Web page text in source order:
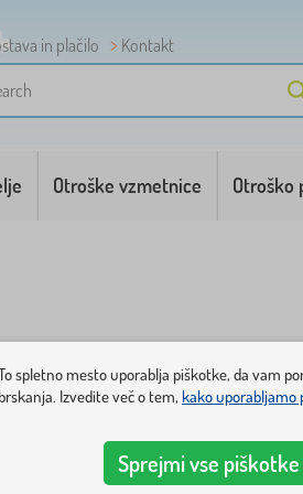
in plačilo
Kontakt
Otroške vzmetnice Otroško
. Izberite najlepše naše
z vodo.
in domišljijo. Mlajši otroci do
spletno mesto uporablja piškotke, da vam
brskanja. Izvedite več o tem, kako uporabljamo
Sprejmi vse piškotke